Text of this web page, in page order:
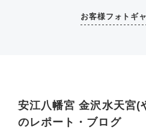
お客様フォトギ
安江八幡宮 金沢水天宮(
のレポート・ブログ